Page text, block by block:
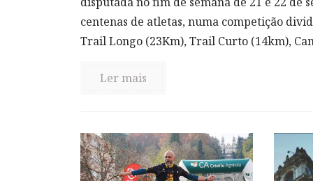
centenas de atletas, numa competição
Trail Longo (23Km), Trail Curto (14km),
Ler mais